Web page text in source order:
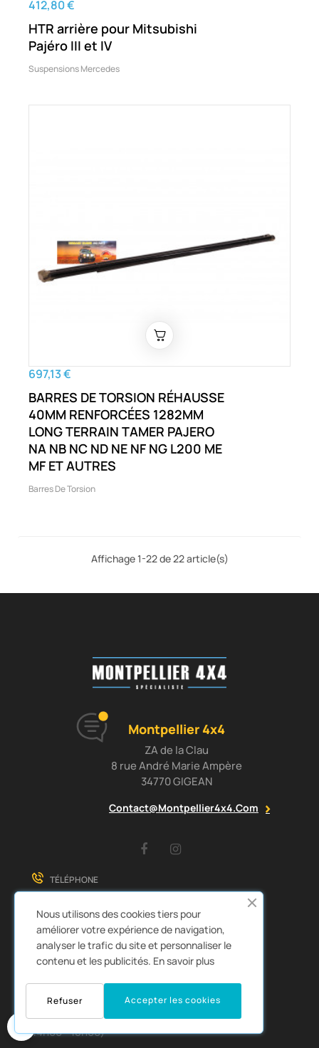
412,80 €
HTR arrière pour Mitsubishi
Pajéro III et IV
Suspensions Mercedes
697,13 €
BARRES DE TORSION RÉHAUSSE
40MM RENFORCÉES 1282MM
LONG TERRAIN TAMER PAJERO
NA NB NC ND NE NF NG L200 ME
MF ET AUTRES
Barres De Torsion
Affichage 1-22 de 22 article(s)
Montpellier 4x4
ZA de la Clau
8 rue André Marie Ampère
34770 GIGEAN
Contact@montpellier4x4.com
Facebook
TÉLÉPHONE
EMAIL
contact@montpellier4x4.com
Lundi - Vendredi
14h00 - 18h30
(Sauf Vendredi 9h00 - 12h30
14h00 - 18h00)
Nous utilisons des cookies tiers pour
améliorer votre expérience de navigation,
analyser le trafic du site et personnaliser le
contenu et les publicités. En savoir plus
Accepter les cookies
Refuser